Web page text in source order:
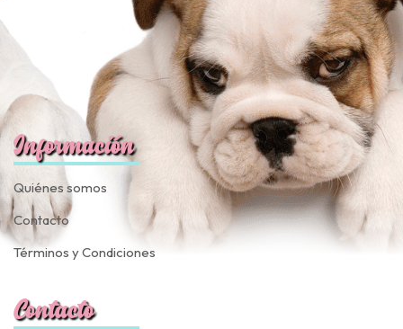
Información
Quiénes somos
Contacto
Términos y Condiciones
Contacto